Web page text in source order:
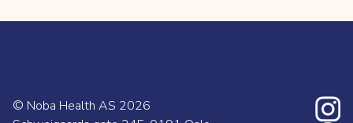
© Noba Health AS 2026